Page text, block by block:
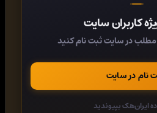
• Communicate better to win you
کاربران سایت
در سایت ثبت نام کنید
نام در سایت
ایران‌هک بپیوندید